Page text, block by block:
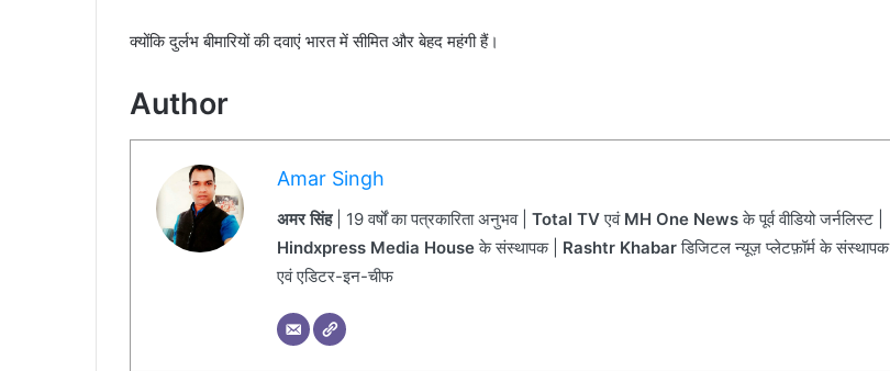
क्योंकि दुर्लभ बीमारियों की दवाएं भारत में सीमित और बेहद महंगी हैं।
Author
Amar Singh
अमर सिंह| 19 वर्षों का पत्रकारिता अनुभव | Total TVएवं MH One Newsके पूर्व वीडियो जर्नलिस्ट |
Hindxpress Media Houseके संस्थापक | Rashtr Khabarडिजिटल न्यूज़ प्लेटफ़ॉर्म के संस्थापक
एवं एडिटर-इन-चीफ